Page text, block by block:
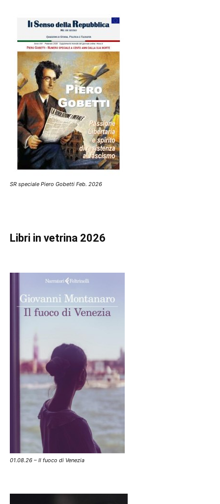
SR speciale Piero Gobetti Feb. 2026
Libri in vetrina 2026
01.08.26 – Il fuoco di Venezia